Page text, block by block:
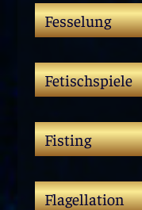
Fesselung
Fetischspiele
Fisting
Flagellation